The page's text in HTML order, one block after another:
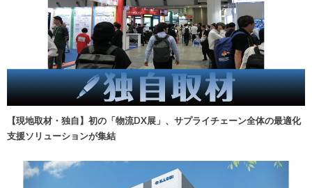
【現地取材・独自】初の「物流DX展」、サプライチェーン全体の最適化
支援ソリューションが集結